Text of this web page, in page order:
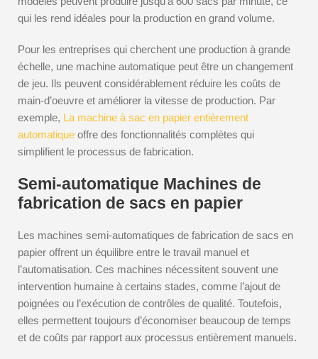
qui les rend idéales pour la production en grand volume.
Pour les entreprises qui cherchent une production à grande
échelle, une machine automatique peut être un changement
de jeu. Ils peuvent considérablement réduire les coûts de
main-d’oeuvre et améliorer la vitesse de production. Par
exemple, La machine à sac en papier entièrement
automatique offre des fonctionnalités complètes qui
simplifient le processus de fabrication.
Semi-automatique Machines de
fabrication de sacs en papier
Les machines semi-automatiques de fabrication de sacs en
papier offrent un équilibre entre le travail manuel et
l’automatisation. Ces machines nécessitent souvent une
intervention humaine à certains stades, comme l’ajout de
poignées ou l’exécution de contrôles de qualité. Toutefois,
elles permettent toujours d’économiser beaucoup de temps
et de coûts par rapport aux processus entièrement manuels.